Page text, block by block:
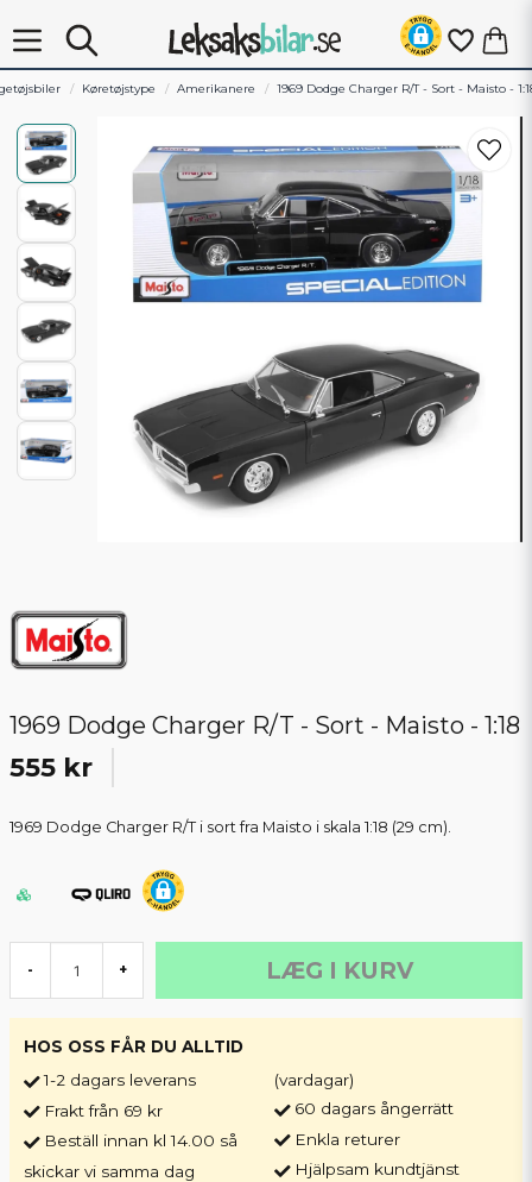
Køretøjstype Amerikanere 1969 Dodge Charger R/T - Sort - Maisto -
1969 Dodge Charger R/T - Sort - Maisto - 1:18
555 kr
1969 Dodge Charger R/T i sort fra Maisto i skala 1:18 (29 cm).
- + LÆG I KURV
HOS OSS FÅR DU ALLTID
1-2 dagars leverans
Frakt från 69 kr
Beställ innan kl 14.00 så
skickar vi samma dag
(vardagar)
60 dagars ångerrätt
Enkla returer
Hjälpsam kundtjänst